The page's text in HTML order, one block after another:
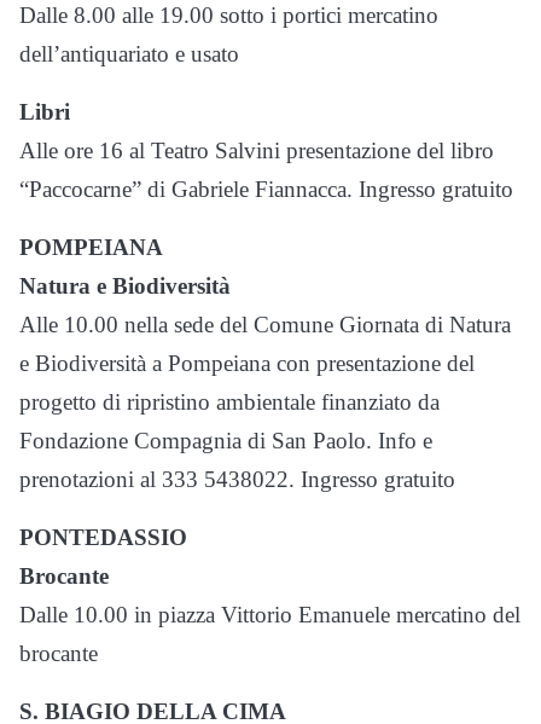
Dalle 8.00 alle 19.00 sotto i portici mercatino
dell’antiquariato e usato
Libri
Alle ore 16 al Teatro Salvini presentazione del libro
“Paccocarne” di Gabriele Fiannacca. Ingresso gratuito
POMPEIANA
Natura e Biodiversità
Alle 10.00 nella sede del Comune Giornata di Natura
e Biodiversità a Pompeiana con presentazione del
progetto di ripristino ambientale finanziato da
Fondazione Compagnia di San Paolo. Info e
prenotazioni al 333 5438022. Ingresso gratuito
PONTEDASSIO
Brocante
Dalle 10.00 in piazza Vittorio Emanuele mercatino del
brocante
S. BIAGIO DELLA CIMA